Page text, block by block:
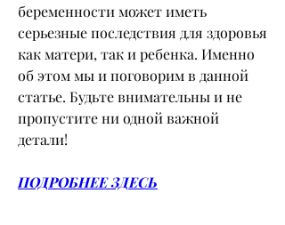
беременности может иметь
серьезные последствия для здоровья
как матери, так и ребенка. Именно
об этом мы и поговорим в данной
статье. Будьте внимательны и не
пропустите ни одной важной
детали!
ПОДРОБНЕЕ ЗДЕСЬ